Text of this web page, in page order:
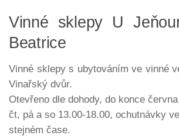
Vinné sklepy U
Beatrice
Vinné sklepy s ubytováním ve vinné
Vinařský dvůr.
Otevřeno dle dohody, do konce
čt, pá a so 13.00-18.00, ochutnávky
stejném čase.